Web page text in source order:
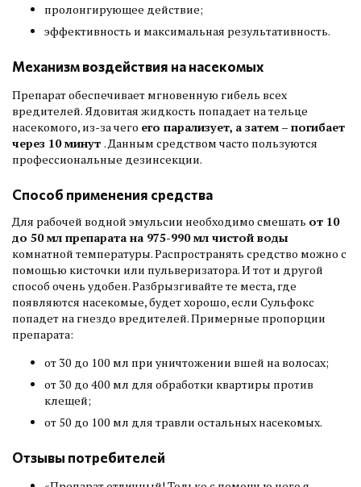
пролонгирующее действие;
эффективность и максимальная результативность.
Механизм воздействия на насекомых
Препарат обеспечивает мгновенную гибель всех
вредителей. Ядовитая жидкость попадает на тельце
насекомого, из-за чего его парализует, а затем – погибает
через 10 минут . Данным средством часто пользуются
профессиональные дезинсекции.
Способ применения средства
Для рабочей водной эмульсии необходимо смешать от 10
до 50 мл препарата на 975-990 мл чистой воды
комнатной температуры. Распространять средство можно с
помощью кисточки или пульверизатора. И тот и другой
способ очень удобен. Разбрызгивайте те места, где
появляются насекомые, будет хорошо, если Сульфокс
попадет на гнездо вредителей. Примерные пропорции
препарата:
от 30 до 100 мл при уничтожении вшей на волосах;
от 30 до 400 мл для обработки квартиры против
клещей;
от 50 до 100 мл для травли остальных насекомых.
Отзывы потребителей